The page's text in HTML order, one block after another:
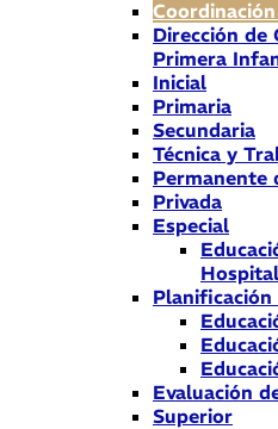
Dirección de
Primera
Inicial
Primaria
Secundaria
Técnica y
Permanente
Privada
Especial
Planificación
Evaluación
Superior